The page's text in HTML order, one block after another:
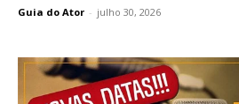
Guia do Ator - julho 30, 2026